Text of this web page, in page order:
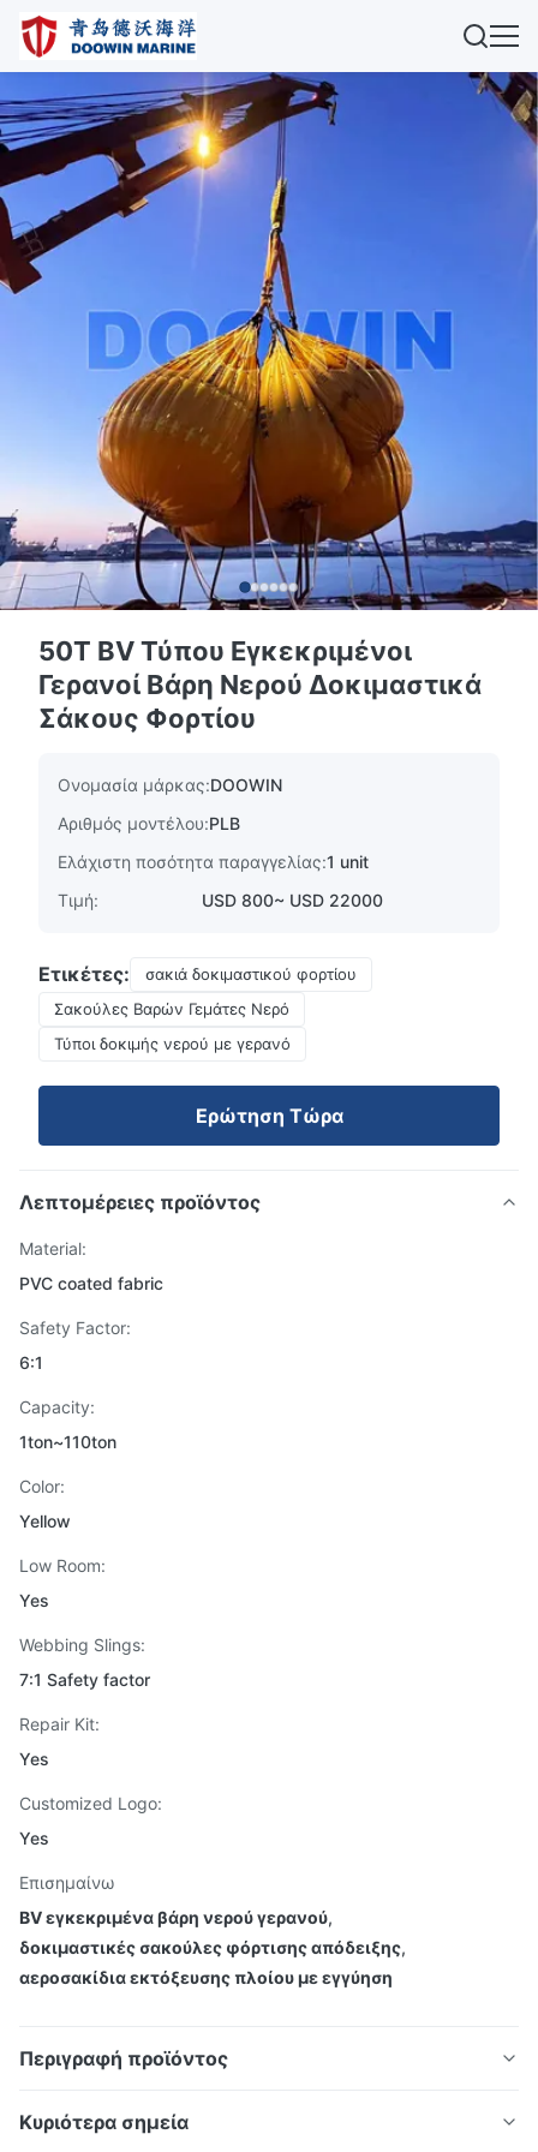
50T BV Τύπου Εγκεκριμένοι
Γερανοί Βάρη Νερού Δοκιμαστικά
Σάκους Φορτίου
Ονομασία μάρκας:DOOWIN
Αριθμός μοντέλου:PLB
Ελάχιστη ποσότητα παραγγελίας:1 unit
Τιμή:
USD 800~ USD 22000
Ετικέτες:
σακιά δοκιμαστικού φορτίου
Σακούλες Βαρών Γεμάτες Νερό
Τύποι δοκιμής νερού με γερανό
Ερώτηση Τώρα
Λεπτομέρειες προϊόντος
Material:
PVC coated fabric
Safety Factor:
6:1
Capacity:
1ton~110ton
Color:
Yellow
Low Room:
Yes
Webbing Slings:
7:1 Safety factor
Repair Kit:
Yes
Customized Logo:
Yes
Επισημαίνω
BV εγκεκριμένα βάρη νερού γερανού,
δοκιμαστικές σακούλες φόρτισης απόδειξης,
αεροσακίδια εκτόξευσης πλοίου με εγγύηση
Περιγραφή προϊόντος
Σάκοι δοκιμής φορτίου απόδειξης
Κυριότερα σημεία